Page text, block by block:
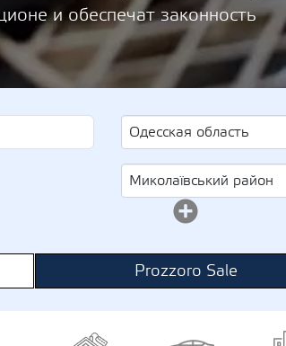
и обеспечат законность
Одесская область
Миколаївський район
Prozzoro Sale